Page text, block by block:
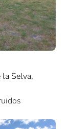
Selva,